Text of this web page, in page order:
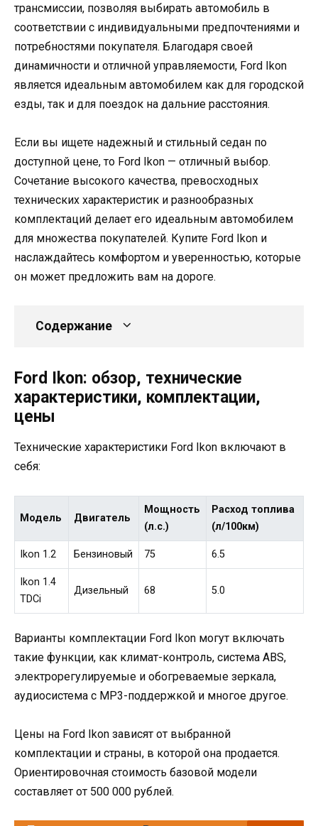
трансмиссии, позволяя выбирать автомобиль в
соответствии с индивидуальными предпочтениями и
потребностями покупателя. Благодаря своей
динамичности и отличной управляемости, Ford Ikon
является идеальным автомобилем как для городской
езды, так и для поездок на дальние расстояния.
Если вы ищете надежный и стильный седан по
доступной цене, то Ford Ikon — отличный выбор.
Сочетание высокого качества, превосходных
технических характеристик и разнообразных
комплектаций делает его идеальным автомобилем
для множества покупателей. Купите Ford Ikon и
наслаждайтесь комфортом и уверенностью, которые
он может предложить вам на дороге.
Содержание
Ford Ikon: обзор, технические
характеристики, комплектации,
цены
Технические характеристики Ford Ikon включают в
себя:
Модель Двигатель
Мощность
(л.с.)
Расход топлива
(л/100км)
Ikon 1.2 Бензиновый 75 6.5
Ikon 1.4
TDCi
Дизельный 68 5.0
Варианты комплектации Ford Ikon могут включать
такие функции, как климат-контроль, система ABS,
электрорегулируемые и обогреваемые зеркала,
аудиосистема с MP3-поддержкой и многое другое.
Цены на Ford Ikon зависят от выбранной
комплектации и страны, в которой она продается.
Ориентировочная стоимость базовой модели
составляет от 500 000 рублей.